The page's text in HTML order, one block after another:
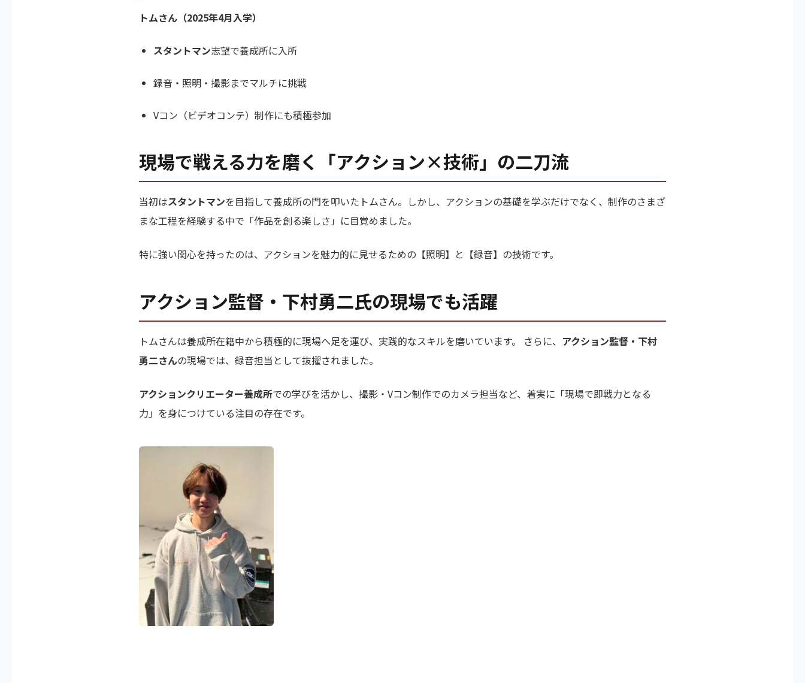
トムさん（2025年4月入学）
スタントマン志望で養成所に入所
録音・照明・撮影までマルチに挑戦
Vコン（ビデオコンテ）制作にも積極参加
現場で戦える力を磨く「アクション×技術」の二刀流
当初はスタントマンを目指して養成所の門を叩いたトムさん。しかし、アクションの基礎を学ぶだけでなく、制作のさまざ
まな工程を経験する中で「作品を創る楽しさ」に目覚めました。
特に強い関心を持ったのは、アクションを魅力的に見せるための【照明】と【録音】の技術です。
アクション監督・下村勇二氏の現場でも活躍
トムさんは養成所在籍中から積極的に現場へ足を運び、実践的なスキルを磨いています。 さらに、 アクション監督・下村
勇二さんの現場では、録音担当として抜擢されました。
アクションクリエーター養成所での学びを活かし、撮影・Vコン制作でのカメラ担当など、着実に「現場で即戦力となる
力」を身につけている注目の存在です。